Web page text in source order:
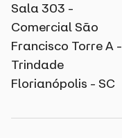
Sala 303 -
Comercial São
Francisco Torre A -
Trindade
Florianópolis - SC